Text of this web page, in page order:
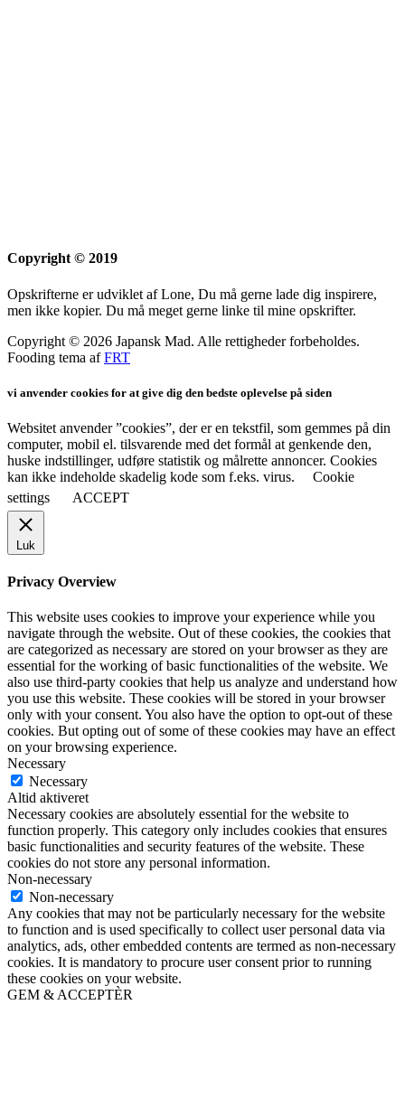
Copyright © 2019
Opskrifterne er udviklet af Lone, Du må gerne lade dig inspirere,
men ikke kopier. Du må meget gerne linke til mine opskrifter.
Copyright © 2026 Japansk Mad. Alle rettigheder forbeholdes.
Fooding tema afFRT
vi anvender cookies for at give dig den bedste oplevelse på siden
Websitet anvender ”cookies”, der er en tekstfil, som gemmes på din
computer, mobil el. tilsvarende med det formål at genkende den,
huske indstillinger, udføre statistik og målrette annoncer. Cookies
kan ikke indeholde skadelig kode som f.eks. virus.
Cookie
settings
ACCEPT
Luk
Privacy Overview
This website uses cookies to improve your experience while you
navigate through the website. Out of these cookies, the cookies that
are categorized as necessary are stored on your browser as they are
essential for the working of basic functionalities of the website. We
also use third-party cookies that help us analyze and understand how
you use this website. These cookies will be stored in your browser
only with your consent. You also have the option to opt-out of these
cookies. But opting out of some of these cookies may have an effect
on your browsing experience.
Necessary
Necessary
Altid aktiveret
Necessary cookies are absolutely essential for the website to
function properly. This category only includes cookies that ensures
basic functionalities and security features of the website. These
cookies do not store any personal information.
Non-necessary
Non-necessary
Any cookies that may not be particularly necessary for the website
to function and is used specifically to collect user personal data via
analytics, ads, other embedded contents are termed as non-necessary
cookies. It is mandatory to procure user consent prior to running
these cookies on your website.
GEM & ACCEPTÈR